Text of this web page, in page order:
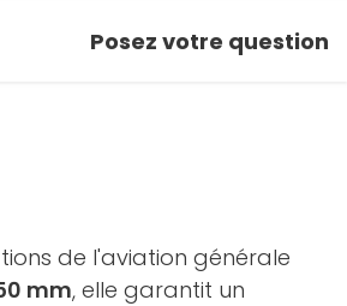
Posez votre question
de l'aviation générale
mm, elle garantit un